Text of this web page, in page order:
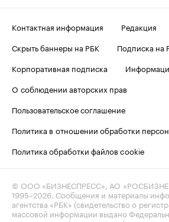
Контактная информация
Редакция
Скрыть баннеры на РБК
Подписка на
Корпоративная подписка
О соблюдении авторских прав
Пользовательское соглашение
Политика в отношении обработки
Политика обработки файлов cookie
© ООО «БИЗНЕСПРЕСС», АО
1995–2026 . Сообщения и материалы
агентства «РБК» (свидетельство о
массовой информации выдано